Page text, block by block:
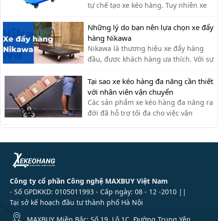
tự chế tạo xe kéo hàng. Tuy nhiên xe
kéo hàng tự chế có ưu nhược điểm gì,
có nên dùng hay không?
Những lý do bạn nên lựa chọn xe đẩy
hàng Nikawa
Nikawa là thương hiệu xe đẩy hàng
đầu, được khách hàng ưa thích. Với sự
tiện lợi, bền đẹp, xe đẩy hàng Nikawa
chưa bao giờ khiến khách hàng thất
vọng.
Tại sao xe kéo hàng đa năng cần thiết
với nhân viên vận chuyển
Các sản phẩm xe kéo hàng đa năng ra
đời đã hỗ trợ tối đa cho việc vận
chuyển thủ công của nhân viên vận
lực.
Công ty cổ phần Công nghệ MAXBUY Việt Nam
- Số GPDKKD: 0105011993 - Cấp ngày: 08 - 12 -2010 ||
Tại sở kế hoạch đầu tư thành phố Hà Nội